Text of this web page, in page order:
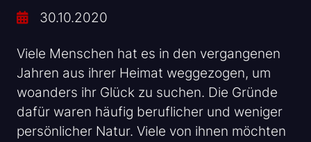
30.10.2020
Viele Menschen hat es in den vergangenen
Jahren aus ihrer Heimat weggezogen, um
woanders ihr Glück zu suchen. Die Gründe
dafür waren häufig beruflicher und weniger
persönlicher Natur. Viele von ihnen möchten